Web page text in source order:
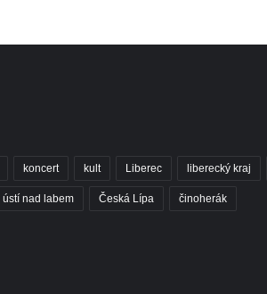
koncert kult Liberec liberecký kraj
ústí nad labem Česká Lípa činoherák